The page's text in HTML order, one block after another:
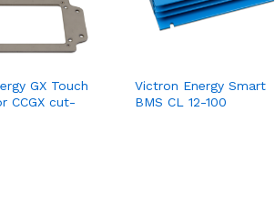
GX Touch
CCGX cut-
Victron Energy Smart
BMS CL 12-100